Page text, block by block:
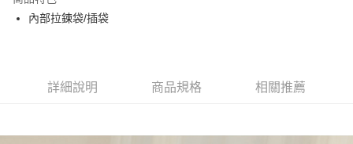
Apple Pay
【大哥付你分期使用說明】
內部拉鍊袋/插袋
詳細說明 商品規格 相關推薦